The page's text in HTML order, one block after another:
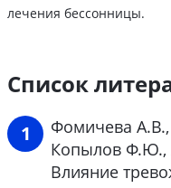
лечения бессонницы.
Список
Фомичева
Копылов Ф.Ю.,
Влияние